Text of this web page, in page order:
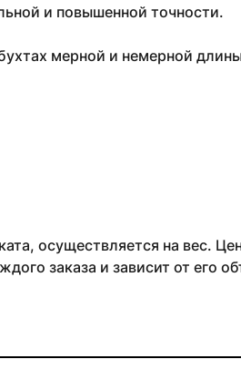
и повышенной точности.
мерной и немерной
осуществляется на вес.
заказа и зависит от его